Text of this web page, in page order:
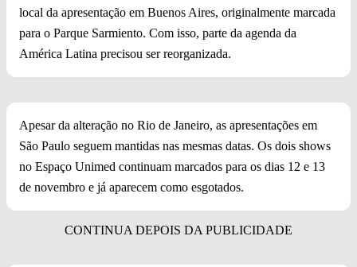
local da apresentação em Buenos Aires, originalmente marcada
para o Parque Sarmiento. Com isso, parte da agenda da
América Latina precisou ser reorganizada.
Apesar da alteração no Rio de Janeiro, as apresentações em
São Paulo seguem mantidas nas mesmas datas. Os dois shows
no Espaço Unimed continuam marcados para os dias 12 e 13
de novembro e já aparecem como esgotados.